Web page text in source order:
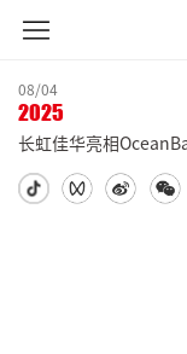
08/04
2025
长虹佳华亮相